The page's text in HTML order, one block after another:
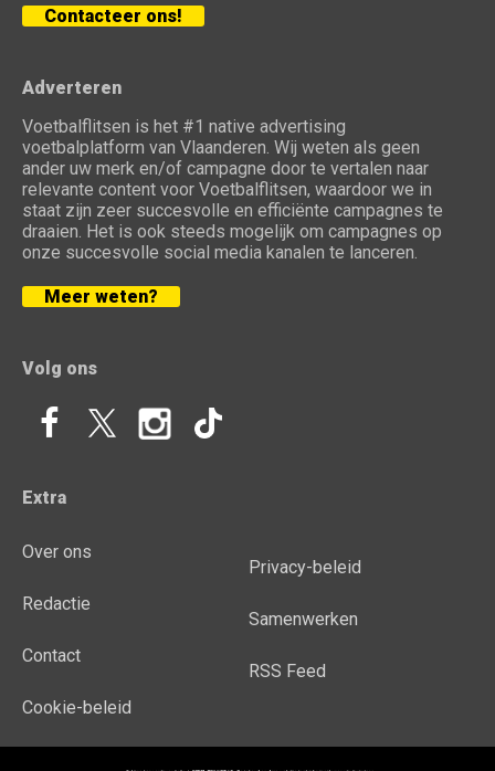
Contacteer ons!
Adverteren
Voetbalflitsen is het #1 native advertising
voetbalplatform van Vlaanderen. Wij weten als geen
ander uw merk en/of campagne door te vertalen naar
relevante content voor Voetbalflitsen, waardoor we in
staat zijn zeer succesvolle en efficiënte campagnes te
draaien. Het is ook steeds mogelijk om campagnes op
onze succesvolle social media kanalen te lanceren.
Meer weten?
Volg ons
Extra
Over ons
Redactie
Contact
Cookie-beleid
Privacy-beleid
Samenwerken
RSS Feed